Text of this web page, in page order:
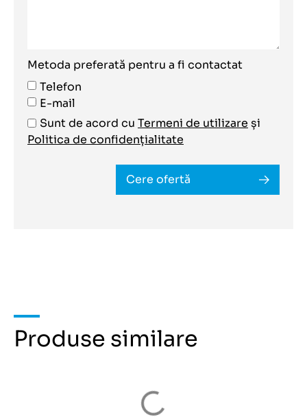
Metoda preferată pentru a fi contactat
Telefon
E-mail
Sunt de acord cu Termeni de utilizare și
Politica de confidențialitate
Cere ofertă
Produse similare